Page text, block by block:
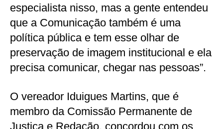
especialista nisso, mas a gente entendeu
que a Comunicação também é uma
política pública e tem esse olhar de
preservação de imagem institucional e ela
precisa comunicar, chegar nas pessoas”.
O vereador Iduigues Martins, que é
membro da Comissão Permanente de
Justiça e Redação, concordou com os